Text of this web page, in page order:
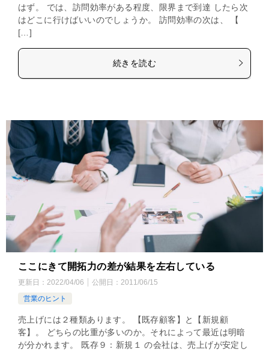
はず。 では、訪問効率がある程度、限界まで到達 したら次
はどこに行けばいいのでしょうか。 訪問効率の次は、 【
[…]
続きを読む
ここにきて開拓力の差が結果を左右している
更新日： 2022/04/06 公開日： 2011/06/15
営業のヒント
売上げには２種類あります。 【既存顧客】と【新規顧
客】。 どちらの比重が多いのか。それによって最近は明暗
が分かれます。 既存９：新規１ の会社は、売上げが安定し